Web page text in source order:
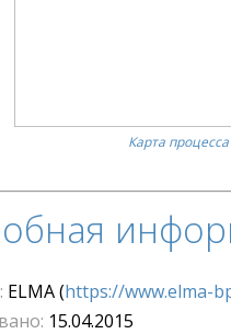
Карта процесса
ELMA(https://www.elma-
15.04.2015